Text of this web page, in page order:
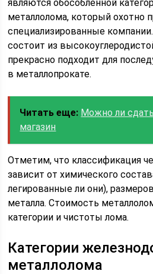
являются обособленной
металлолома, который охотно
специализированные
состоит из
прекрасно подходит для
в металлопрокате.
Читать еще: Можно ли
магазин
Отметим, что классификация
зависит от химического
легированные ли они),
металла. Стоимость
категории и чистоты лома.
Категории
металлолома